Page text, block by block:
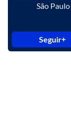
São Paulo
Seguir